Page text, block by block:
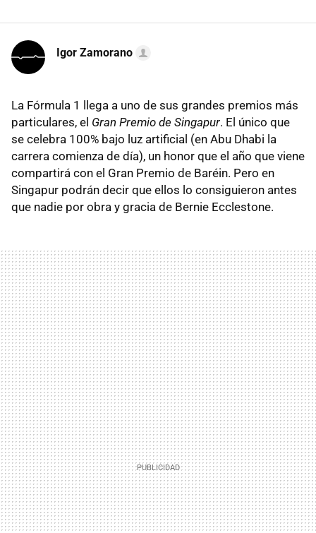
Igor Zamorano
La Fórmula 1 llega a uno de sus grandes premios más
particulares, el Gran Premio de Singapur. El único que
se celebra 100% bajo luz artificial (en Abu Dhabi la
carrera comienza de día), un honor que el año que viene
compartirá con el Gran Premio de Baréin. Pero en
Singapur podrán decir que ellos lo consiguieron antes
que nadie por obra y gracia de Bernie Ecclestone.